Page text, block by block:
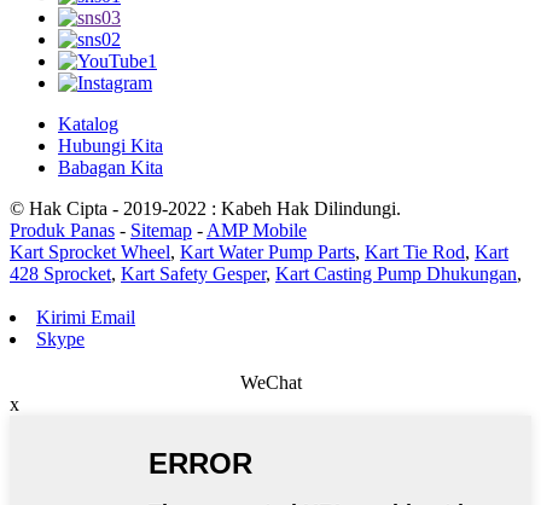
Katalog
Hubungi Kita
Babagan Kita
© Hak Cipta - 2019-2022 : Kabeh Hak Dilindungi.
Produk Panas - Sitemap - AMP Mobile
Kart Sprocket Wheel, Kart Water Pump Parts, Kart Tie Rod, Kart
428 Sprocket, Kart Safety Gesper, Kart Casting Pump Dhukungan,
Kirimi Email
Skype
WeChat
x